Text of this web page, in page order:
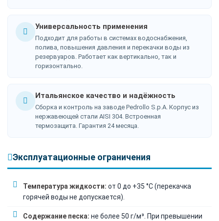
Универсальность применения
Подходит для работы в системах водоснабжения,
полива, повышения давления и перекачки воды из
резервуаров. Работает как вертикально, так и
горизонтально.
Итальянское качество и надёжность
Сборка и контроль на заводе Pedrollo S.p.A. Корпус из
нержавеющей стали AISI 304. Встроенная
термозащита. Гарантия 24 месяца.
Эксплуатационные ограничения
Температура жидкости: от 0 до +35 °C (перекачка
горячей воды не допускается).
Содержание песка: не более 50 г/м³. При превышении